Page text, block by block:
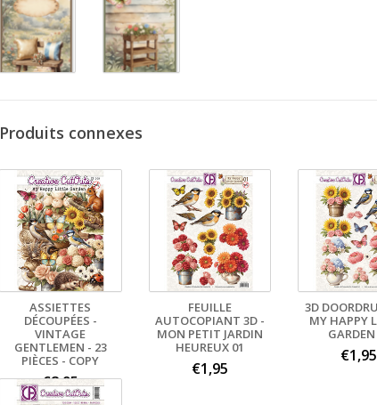
Produits connexes
ASSIETTES
DÉCOUPÉES -
VINTAGE
GENTLEMEN - 23
PIÈCES - COPY
€8,95
FEUILLE
AUTOCOPIANT 3D -
MON PETIT JARDIN
HEUREUX 01
€1,95
3D
MY HAPPY
€1,95